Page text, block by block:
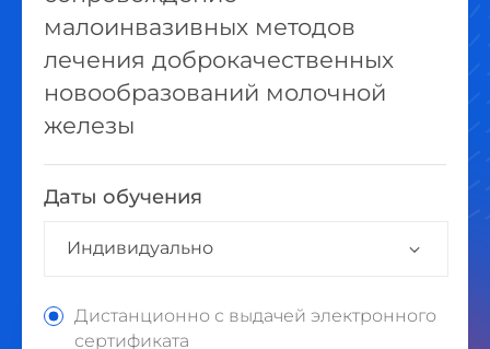
малоинвазивных методов
лечения доброкачественных
новообразований молочной
железы
Даты обучения
Индивидуально
Дистанционно с выдачей электронного
сертификата